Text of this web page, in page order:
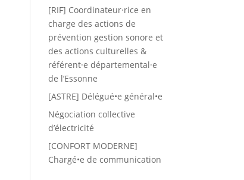
[RIF] Coordinateur·rice en
charge des actions de
prévention gestion sonore et
des actions culturelles &
référent·e départemental·e
de l’Essonne
[ASTRE] Délégué•e général•e
Négociation collective
d’électricité
[CONFORT MODERNE]
Chargé•e de communication